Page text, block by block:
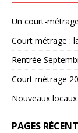
Un court-
Court métrage :
Rentrée
Court métrage
Nouveaux
PAGES